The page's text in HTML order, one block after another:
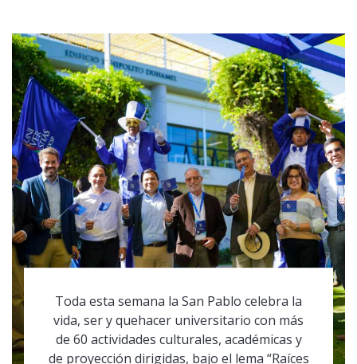
Toda esta semana la San Pablo celebra la
vida, ser y quehacer universitario con más
de 60 actividades culturales, académicas y
de proyección dirigidas, bajo el lema “Raíces